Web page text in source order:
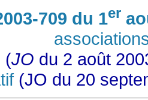
709 du 1er
(JO du 2 août
(JO du 20